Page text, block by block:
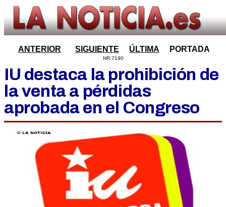
ANTERIOR SIGUIENTE ÚLTIMA PORTADA
NR:7190
IU destaca la prohibición de
la venta a pérdidas
aprobada en el Congreso